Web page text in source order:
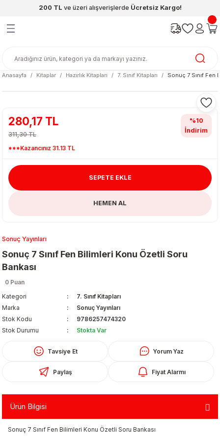
200 TL ve üzeri alışverişlerde Ücretsiz Kargo!
Geri Dön
Geri Dön
& Matara
Geri Dön
Geri Dön
Geri Dön
Geri Dön
Anasayfa
Kitaplar Hazırlık Kitapları 7. Sınıf Kitapları Sonuç 7 Sınıf Fen
Sonuç Yayınları
Sonuç 7 Sınıf Fen Bilimleri Konu Özetli Soru
Bankası
0 Puan
Kategori
7. Sınıf Kitapları
Marka
Sonuç Yayınları
Stok Kodu
9786257474320
Stok Durumu
Stokta Var
Tavsiye Et Yorum Yaz
Paylaş Fiyat Alarmı
280,17 TL
311,30 TL
***Kazancınız 31.13 TL
%10
İndirim
SEPETE EKLE
HEMEN AL
Ürün Bilgisi
Sonuç 7 Sınıf Fen Bilimleri Konu Özetli Soru Bankası